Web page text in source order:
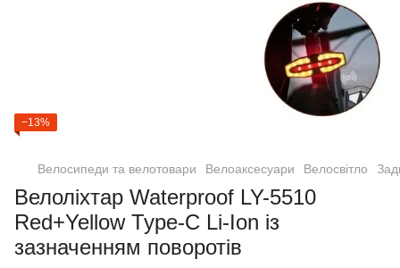
−13%
Велосипеди та велотовари Велоаксесуари Велосвітло
Велоліхтар Waterproof LY-5510
Red+Yellow Type-C Li-Ion із
зазначенням поворотів